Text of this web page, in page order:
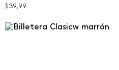
AGREGAR AL CARRITO
$39 99